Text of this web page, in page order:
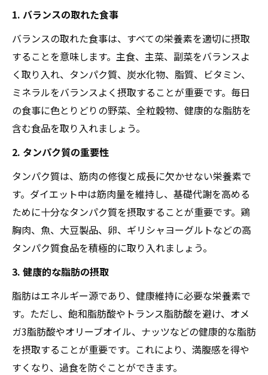
1. バランスの取れた食事
バランスの取れた食事は、すべての栄養素を適切に摂取
することを意味します。主食、主菜、副菜をバランスよ
く取り入れ、タンパク質、炭水化物、脂質、ビタミン、
ミネラルをバランスよく摂取することが重要です。毎日
の食事に色とりどりの野菜、全粒穀物、健康的な脂肪を
含む食品を取り入れましょう。
2. タンパク質の重要性
タンパク質は、筋肉の修復と成長に欠かせない栄養素で
す。ダイエット中は筋肉量を維持し、基礎代謝を高める
ために十分なタンパク質を摂取することが重要です。鶏
胸肉、魚、大豆製品、卵、ギリシャヨーグルトなどの高
タンパク質食品を積極的に取り入れましょう。
3. 健康的な脂肪の摂取
脂肪はエネルギー源であり、健康維持に必要な栄養素で
す。ただし、飽和脂肪酸やトランス脂肪酸を避け、オメ
ガ3脂肪酸やオリーブオイル、ナッツなどの健康的な脂肪
を摂取することが重要です。これにより、満腹感を得や
すくなり、過食を防ぐことができます。